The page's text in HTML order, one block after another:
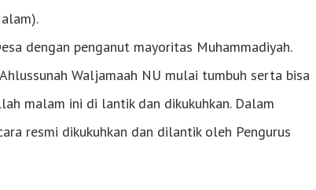
dengan penganut mayoritas Muhammadiyah.
Waljamaah NU mulai tumbuh serta bisa
malam ini di lantik dan dikukuhkan. Dalam
resmi dikukuhkan dan dilantik oleh Pengurus